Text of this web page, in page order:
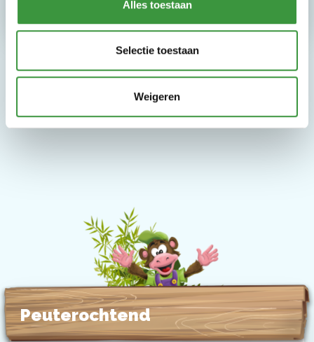
Alles toestaan
Selectie toestaan
Weigeren
Peuterochtend